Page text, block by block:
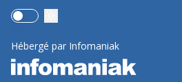
Use setting
Hébergé par Infomaniak